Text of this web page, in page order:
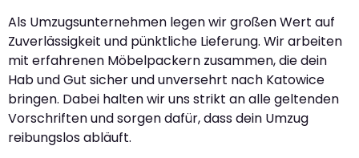
Als Umzugsunternehmen legen wir großen Wert auf
Zuverlässigkeit und pünktliche Lieferung. Wir arbeiten
mit erfahrenen Möbelpackern zusammen, die dein
Hab und Gut sicher und unversehrt nach Katowice
bringen. Dabei halten wir uns strikt an alle geltenden
Vorschriften und sorgen dafür, dass dein Umzug
reibungslos abläuft.